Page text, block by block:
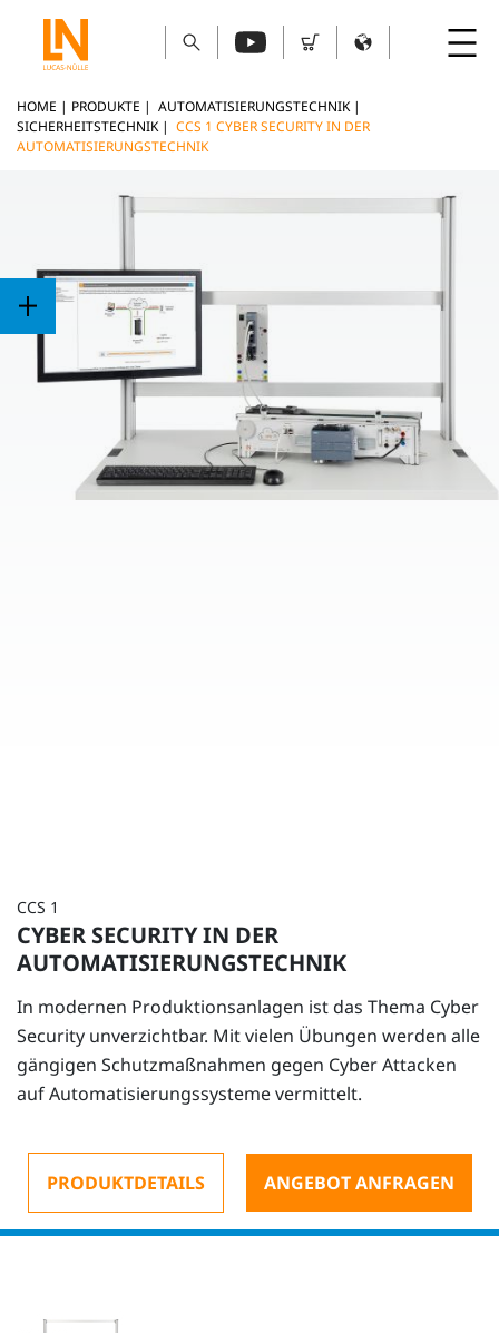
HOME | PRODUKTE | AUTOMATISIERUNGSTECHNIK |
SICHERHEITSTECHNIK | CCS 1 CYBER SECURITY IN DER
AUTOMATISIERUNGSTECHNIK
CCS 1
CYBER SECURITY IN DER
AUTOMATISIERUNGSTECHNIK
In modernen Produktionsanlagen ist das Thema Cyber
Security unverzichtbar. Mit vielen Übungen werden alle
gängigen Schutzmaßnahmen gegen Cyber Attacken
auf Automatisierungssysteme vermittelt.
PRODUKTDETAILS ANGEBOT ANFRAGEN